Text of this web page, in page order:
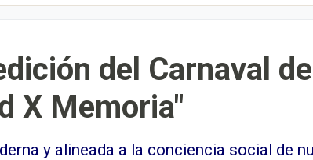
del Carnaval de
X Memoria"
y alineada a la conciencia social de